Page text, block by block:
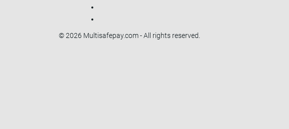
© 2026 Multisafepay.com - All rights reserved.